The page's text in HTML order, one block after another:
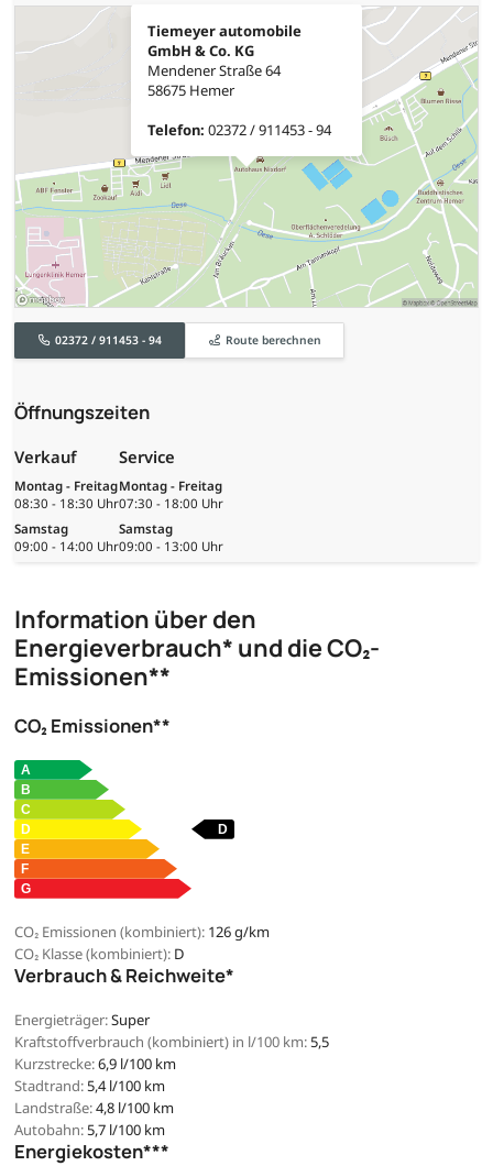
Tiemeyer automobile
GmbH & Co. KG
Mendener Straße 64
58675 Hemer
Telefon: 02372 / 911453 - 94
02372 / 911453 - 94 Route berechnen
Öffnungszeiten
Verkauf
Montag - Freitag
08:30 - 18:30 Uhr
Samstag
09:00 - 14:00 Uhr
Service
Montag - Freitag
07:30 - 18:00 Uhr
Samstag
09:00 - 13:00 Uhr
Information über den
Energieverbrauch* und die CO₂-
Emissionen**
CO₂ Emissionen**
CO₂ Emissionen (kombiniert): 126 g/km
CO₂ Klasse (kombiniert): D
Verbrauch & Reichweite*
Energieträger:Super
Kraftstoffverbrauch (kombiniert) in l/100 km:5,5
Kurzstrecke:6,9 l/100 km
Stadtrand:5,4 l/100 km
Landstraße:4,8 l/100 km
Autobahn:5,7 l/100 km
Energiekosten***